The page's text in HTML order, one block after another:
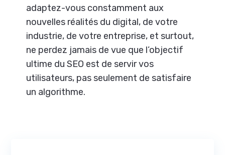
adaptez-vous constamment aux
nouvelles réalités du digital, de votre
industrie, de votre entreprise, et surtout,
ne perdez jamais de vue que l’objectif
ultime du SEO est de servir vos
utilisateurs, pas seulement de satisfaire
un algorithme.